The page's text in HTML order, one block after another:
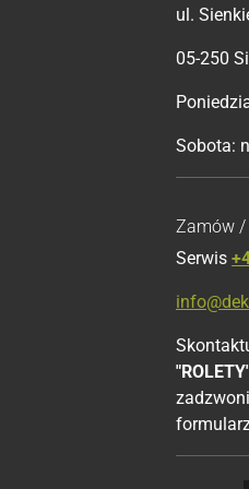
ul.
05-250
Sobota:
Zamów /
Serwis